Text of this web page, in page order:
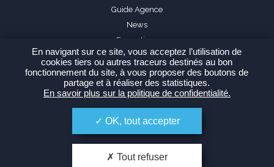
Guide Agence
News
Formations
FAQ
Espace Agence
En navigant sur ce site, vous acceptez l’utilisation de
cookies tiers ou autres traceurs destinés au bon
fonctionnement du site, à vous proposer des boutons de
partage et à réaliser des statistiques.
En savoir plus sur la politique de confidentialité.
OK, tout accepter
Tout refuser